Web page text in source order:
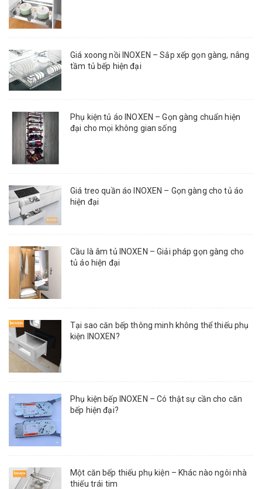
Giá xoong nồi INOXEN – Sắp xếp gọn gàng, nâng
tầm tủ bếp hiện đại
Phụ kiện tủ áo INOXEN – Gọn gàng chuẩn hiện
đại cho mọi không gian sống
Giá treo quần áo INOXEN – Gọn gàng cho tủ áo
hiện đại
Cầu là âm tủ INOXEN – Giải pháp gọn gàng cho
tủ áo hiện đại
Tại sao căn bếp thông minh không thể thiếu phụ
kiện INOXEN?
Phụ kiện bếp INOXEN – Có thật sự cần cho căn
bếp hiện đại?
Một căn bếp thiếu phụ kiện – Khác nào ngôi nhà
thiếu trái tim